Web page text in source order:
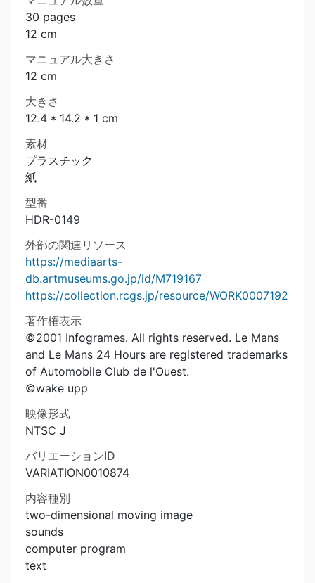
30 pages
12 cm
マニュアル大きさ
12 cm
大きさ
12.4 * 14.2 * 1 cm
素材
プラスチック
紙
型番
HDR-0149
外部の関連リソース
https://mediaarts-
db.artmuseums.go.jp/id/M719167
https://collection.rcgs.jp/resource/WORK0007192
著作権表示
©2001 Infogrames. All rights reserved. Le Mans
and Le Mans 24 Hours are registered trademarks
of Automobile Club de l'Ouest.
©wake upp
映像形式
NTSC J
バリエーションID
VARIATION0010874
内容種別
two-dimensional moving image
sounds
computer program
text